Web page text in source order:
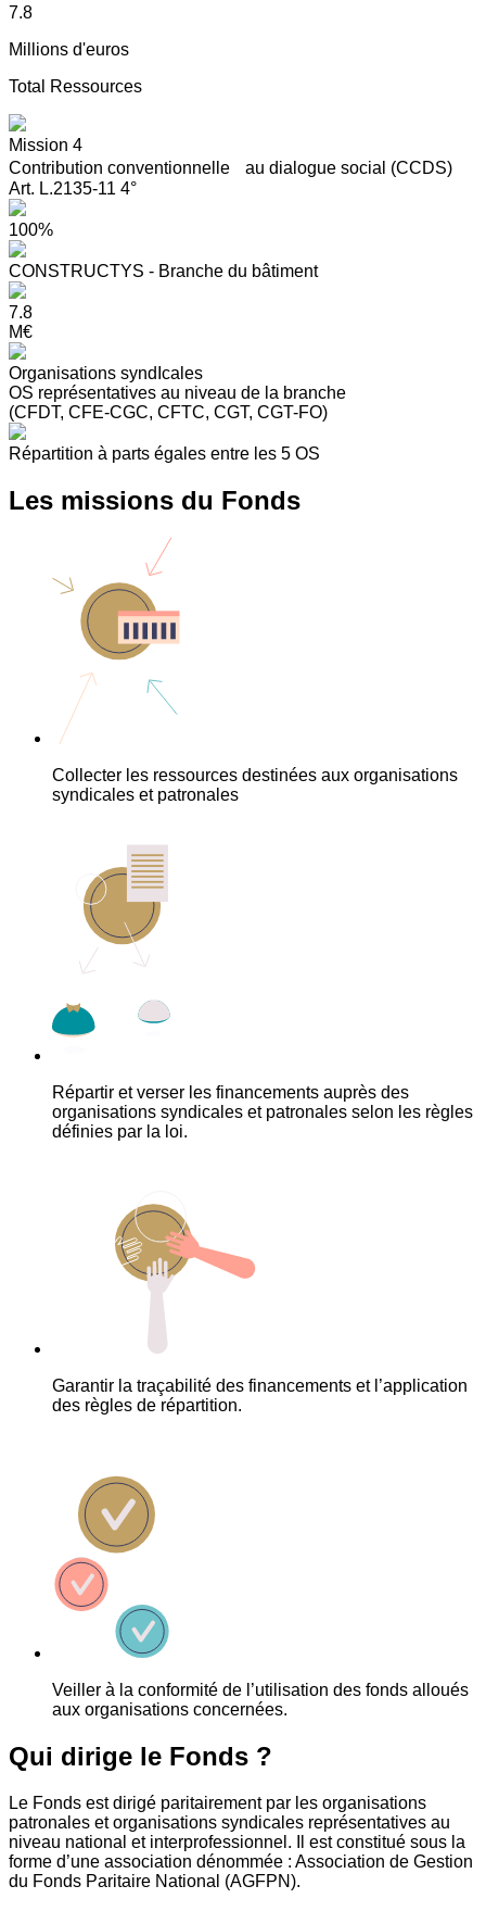
7.8
Millions d'euros
Total Ressources
Mission 4
Contribution conventionnelle au dialogue social (CCDS)
Art. L.2135-11 4°
100%
CONSTRUCTYS - Branche du bâtiment
7.8
M€
Organisations syndIcales
OS représentatives au niveau de la branche
(CFDT, CFE-CGC, CFTC, CGT, CGT-FO)
Répartition à parts égales entre les 5 OS
Les missions du Fonds
Collecter les ressources destinées aux organisations
syndicales et patronales
Répartir et verser les financements auprès des
organisations syndicales et patronales selon les règles
définies par la loi.
Garantir la traçabilité des financements et l’application
des règles de répartition.
Veiller à la conformité de l’utilisation des fonds alloués
aux organisations concernées.
Qui dirige le Fonds ?
Le Fonds est dirigé paritairement par les organisations
patronales et organisations syndicales représentatives au
niveau national et interprofessionnel. Il est constitué sous la
forme d’une association dénommée : Association de Gestion
du Fonds Paritaire National (AGFPN).